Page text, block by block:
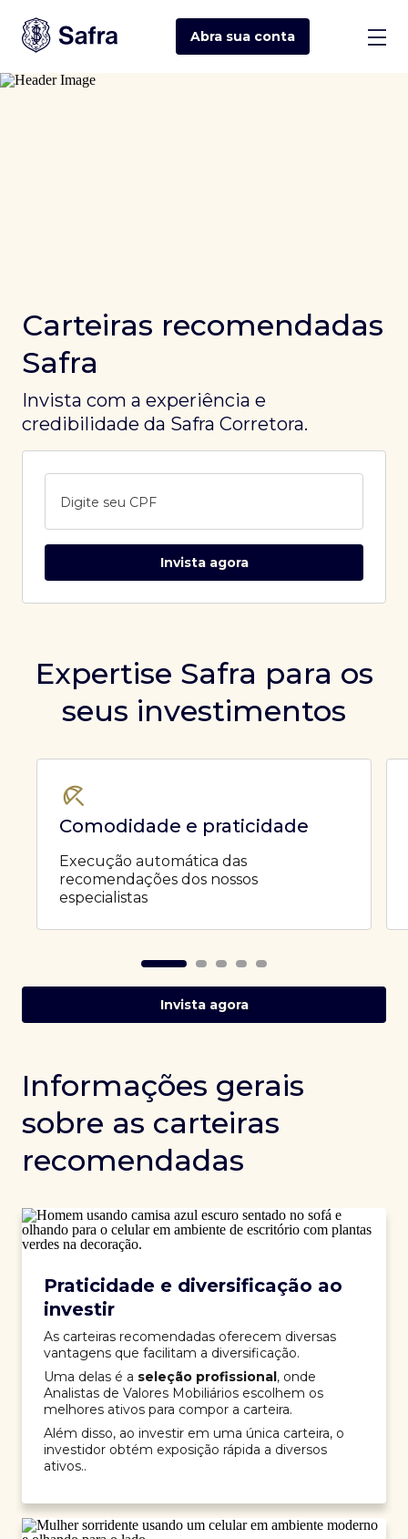
Abra sua conta
Carteiras recomendadas
Safra
Invista com a experiência e
credibilidade da Safra Corretora.
Digite seu CPF
Invista agora
Expertise Safra para os
seus investimentos
Comodidade e praticidade
Execução automática das
recomendações dos nossos
especialistas
Invista agora
Informações gerais
sobre as carteiras
recomendadas
Praticidade e diversificação ao
investir
As carteiras recomendadas oferecem diversas
vantagens que facilitam a diversificação.
Uma delas é a seleção profissional, onde
Analistas de Valores Mobiliários escolhem os
melhores ativos para compor a carteira.
Além disso, ao investir em uma única carteira, o
investidor obtém exposição rápida a diversos
ativos..